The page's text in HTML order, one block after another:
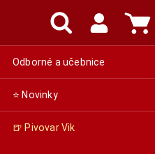
Odborné a učebnice
⭐ Novinky
🍺 Pivovar Vik